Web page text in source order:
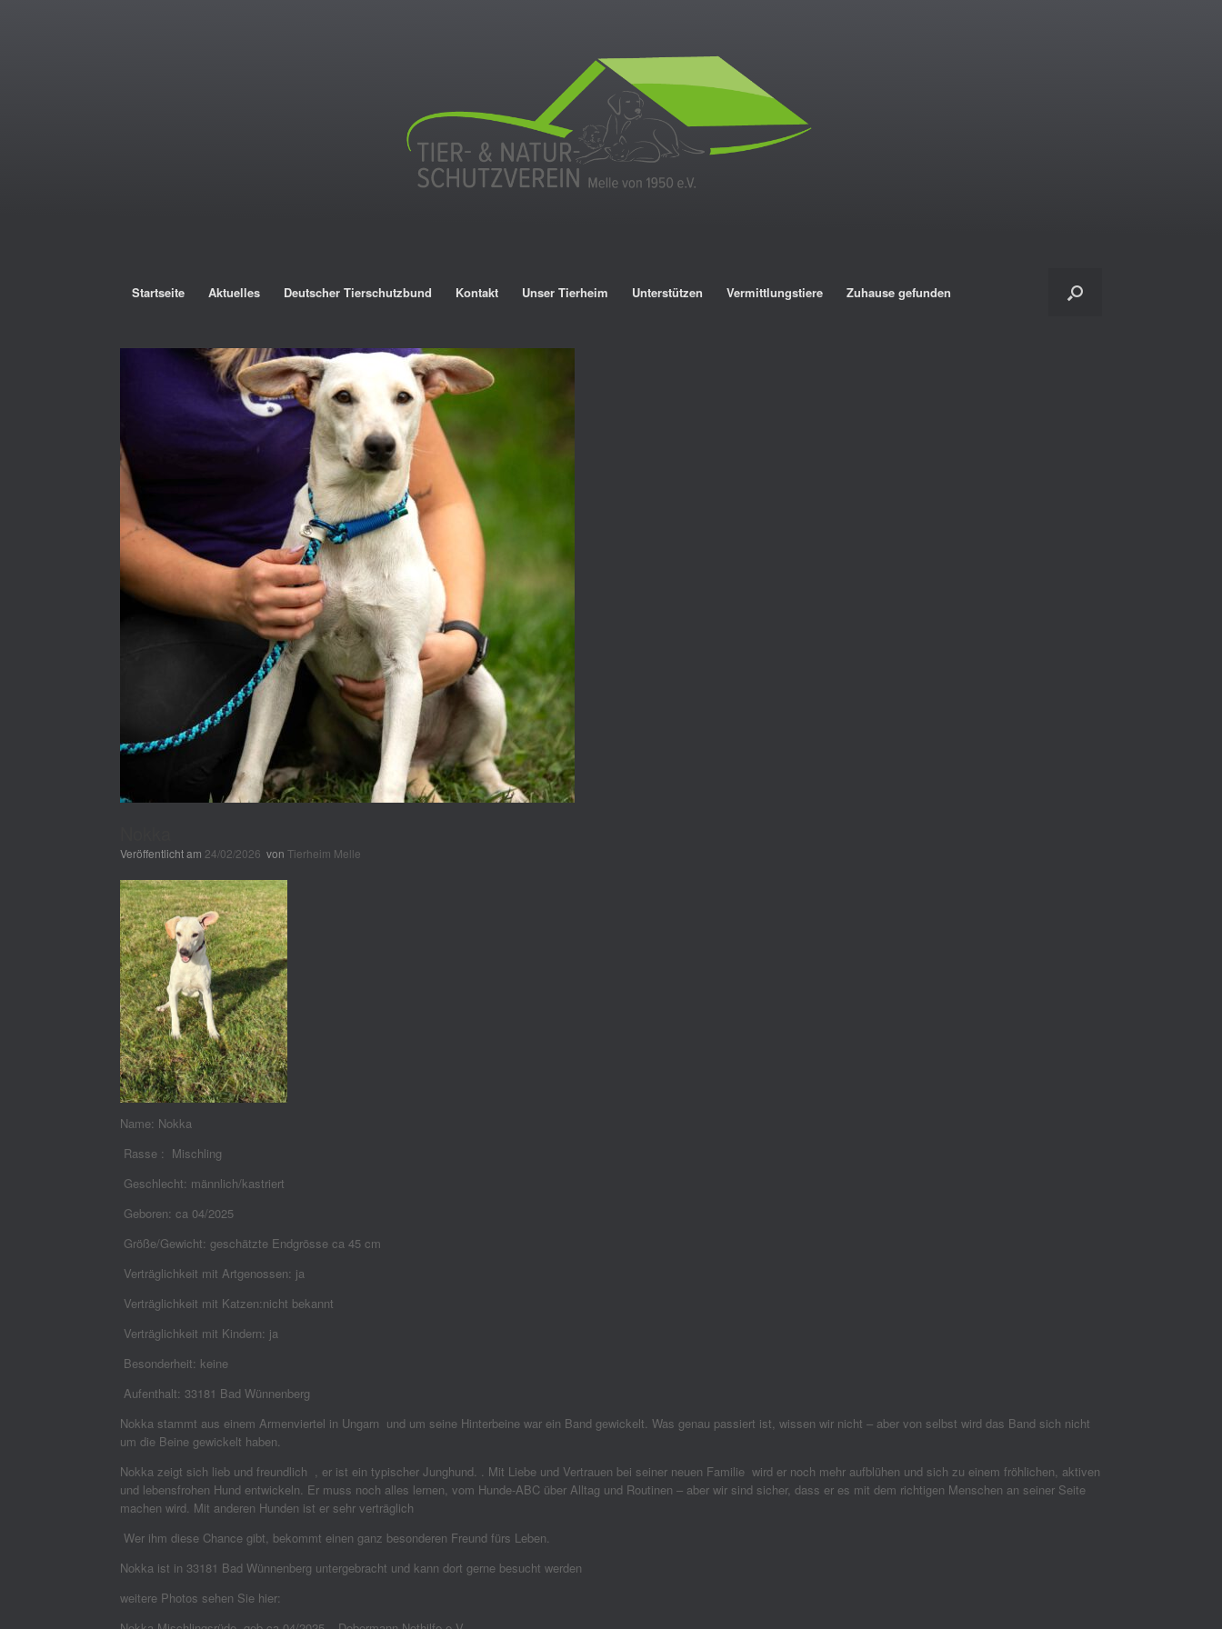
Startseite Aktuelles Deutscher Tierschutzbund Kontakt Unser Tierheim Unterstützen Vermittlungstiere Zuhause gefunden
Veröffentlicht am 24/02/2026 von Tierheim Melle
Name: Nokka
Rasse : Mischling
Geschlecht: männlich/kastriert
Geboren: ca 04/2025
Größe/Gewicht: geschätzte Endgrösse ca 45 cm
Verträglichkeit mit Artgenossen: ja
Verträglichkeit mit Katzen:nicht bekannt
Verträglichkeit mit Kindern: ja
Besonderheit: keine
Aufenthalt: 33181 Bad Wünnenberg
Nokka stammt aus einem Armenviertel in Ungarn und um seine Hinterbeine war ein Band gewickelt. Was genau passiert ist, wissen wir nicht – aber von selbst wird das Band sich nicht
um die Beine gewickelt haben.
Nokka zeigt sich lieb und freundlich , er ist ein typischer Junghund. . Mit Liebe und Vertrauen bei seiner neuen Familie wird er noch mehr aufblühen und sich zu einem fröhlichen, aktiven
und lebensfrohen Hund entwickeln. Er muss noch alles lernen, vom Hunde-ABC über Alltag und Routinen – aber wir sind sicher, dass er es mit dem richtigen Menschen an seiner Seite
machen wird. Mit anderen Hunden ist er sehr verträglich
Wer ihm diese Chance gibt, bekommt einen ganz besonderen Freund fürs Leben.
Nokka ist in 33181 Bad Wünnenberg untergebracht und kann dort gerne besucht werden
weitere Photos sehen Sie hier: